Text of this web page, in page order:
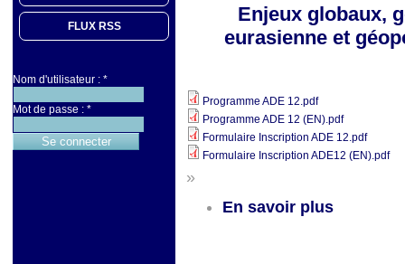
FLUX RSS
Nom d'utilisateur : *
Mot de passe : *
Enjeux globaux,
eurasienneet
Programme ADE 12.pdf
Programme ADE 12 (EN).pdf
Formulaire Inscription ADE 12.pdf
Formulaire Inscription ADE12 (EN).pdf
»
En savoir plus